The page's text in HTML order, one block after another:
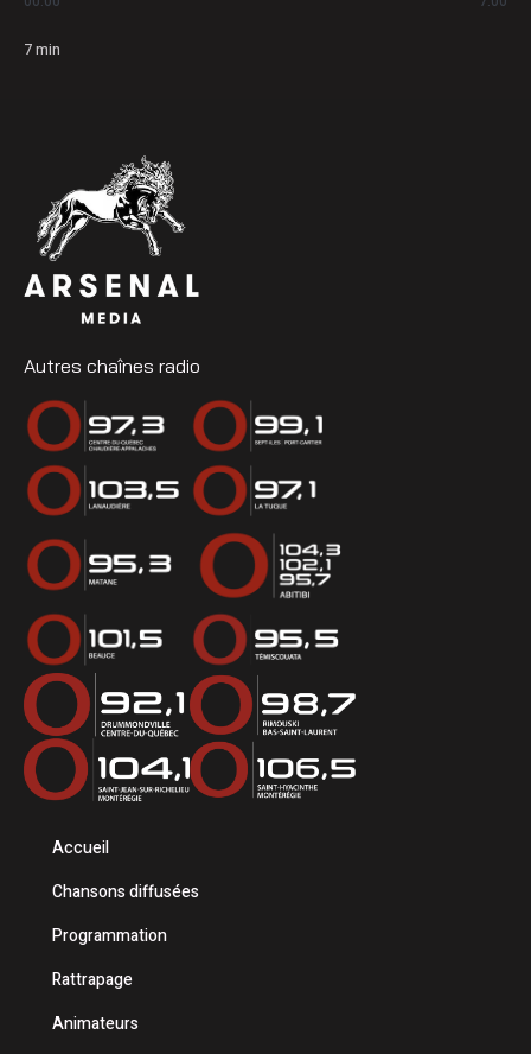
7min
Autres chaînes radio
Accueil
Chansons diffusées
Programmation
Rattrapage
Animateurs